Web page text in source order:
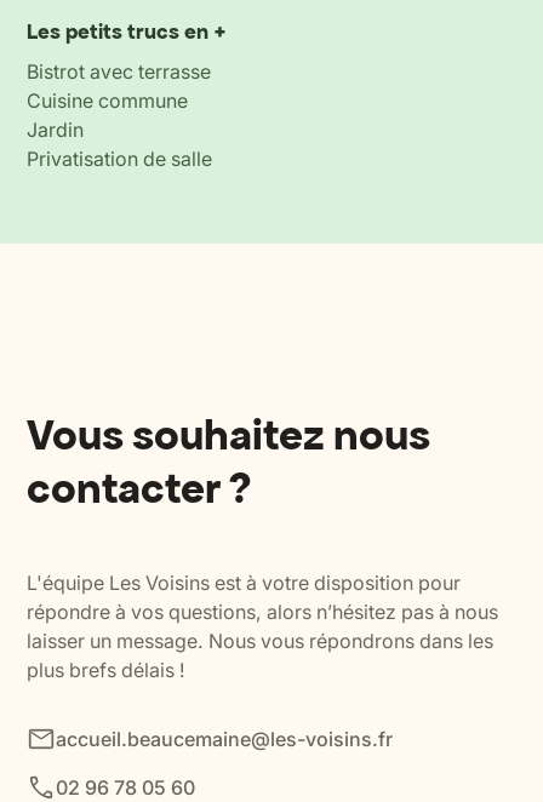
Les petits trucs en +
Bistrot avec terrasse
Cuisine commune
Jardin
Privatisation de salle
Vous souhaitez nous
contacter ?
L'équipe Les Voisins est à votre disposition pour
répondre à vos questions, alors n’hésitez pas à nous
laisser un message. Nous vous répondrons dans les
plus brefs délais !
accueil.beaucemaine@les-voisins.fr
02 96 78 05 60